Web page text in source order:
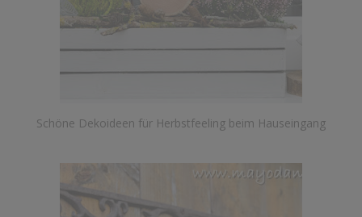
Schöne Dekoideen für Herbstfeeling beim Hauseingang